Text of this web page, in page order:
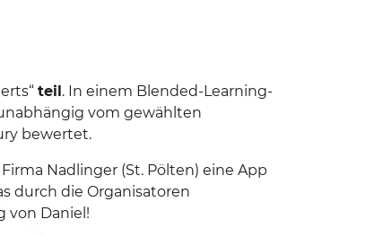
teil. In einem Blended-Learning-
vom gewählten
bewertet.
Nadlinger (St. Pölten) eine App
durch die Organisatoren
von Daniel!